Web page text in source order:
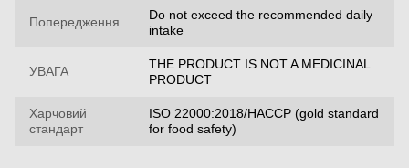
Попередження
Do not exceed the recommended daily
intake
УВАГА
THE PRODUCT IS NOT A MEDICINAL
PRODUCT
Харчовий
стандарт
ISO 22000:2018/HACCP (gold standard
for food safety)